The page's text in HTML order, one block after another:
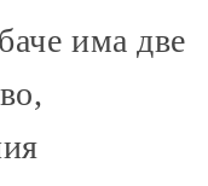
има две